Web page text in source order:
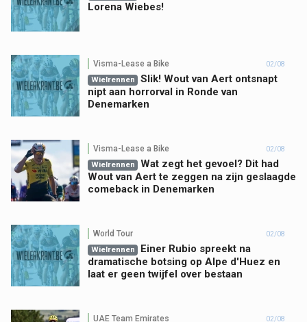
Lorena Wiebes!
Visma-Lease a Bike 02/08
Wielrennen
Slik! Wout van Aert ontsnapt
nipt aan horrorval in Ronde van
Denemarken
Visma-Lease a Bike 02/08
Wielrennen
Wat zegt het gevoel? Dit had
Wout van Aert te zeggen na zijn geslaagde
comeback in Denemarken
World Tour 02/08
Wielrennen
Einer Rubio spreekt na
dramatische botsing op Alpe d'Huez en
laat er geen twijfel over bestaan
UAE Team Emirates 02/08